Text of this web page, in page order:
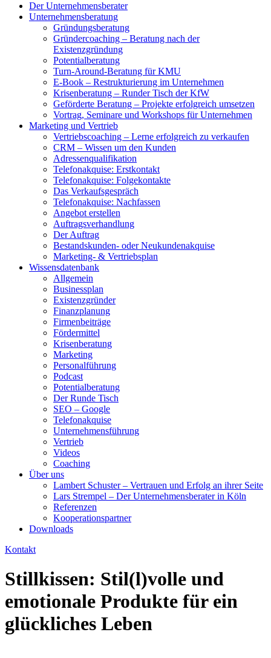
Der Unternehmensberater
Unternehmensberatung
Gründungsberatung
Gründercoaching – Beratung nach der
Existenzgründung
Potentialberatung
Turn-Around-Beratung für KMU
E-Book – Restrukturierung im Unternehmen
Krisenberatung – Runder Tisch der KfW
Geförderte Beratung – Projekte erfolgreich umsetzen
Vortrag, Seminare und Workshops für Unternehmen
Marketing und Vertrieb
Vertriebscoaching – Lerne erfolgreich zu verkaufen
CRM – Wissen um den Kunden
Adressenqualifikation
Telefonakquise: Erstkontakt
Telefonakquise: Folgekontakte
Das Verkaufsgespräch
Telefonakquise: Nachfassen
Angebot erstellen
Auftragsverhandlung
Der Auftrag
Bestandskunden- oder Neukundenakquise
Marketing- & Vertriebsplan
Wissensdatenbank
Allgemein
Businessplan
Existenzgründer
Finanzplanung
Firmenbeiträge
Fördermittel
Krisenberatung
Marketing
Personalführung
Podcast
Potentialberatung
Der Runde Tisch
SEO – Google
Telefonakquise
Unternehmensführung
Vertrieb
Videos
Coaching
Über uns
Lambert Schuster – Vertrauen und Erfolg an ihrer Seite
Lars Strempel – Der Unternehmensberater in Köln
Referenzen
Kooperationspartner
Downloads
Kontakt
Stillkissen: Stil(l)volle und
emotionale Produkte für ein
glückliches Leben